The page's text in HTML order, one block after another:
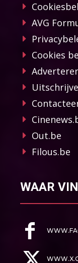
AVG
Cookies
Out.be
Filous.be
WAAR